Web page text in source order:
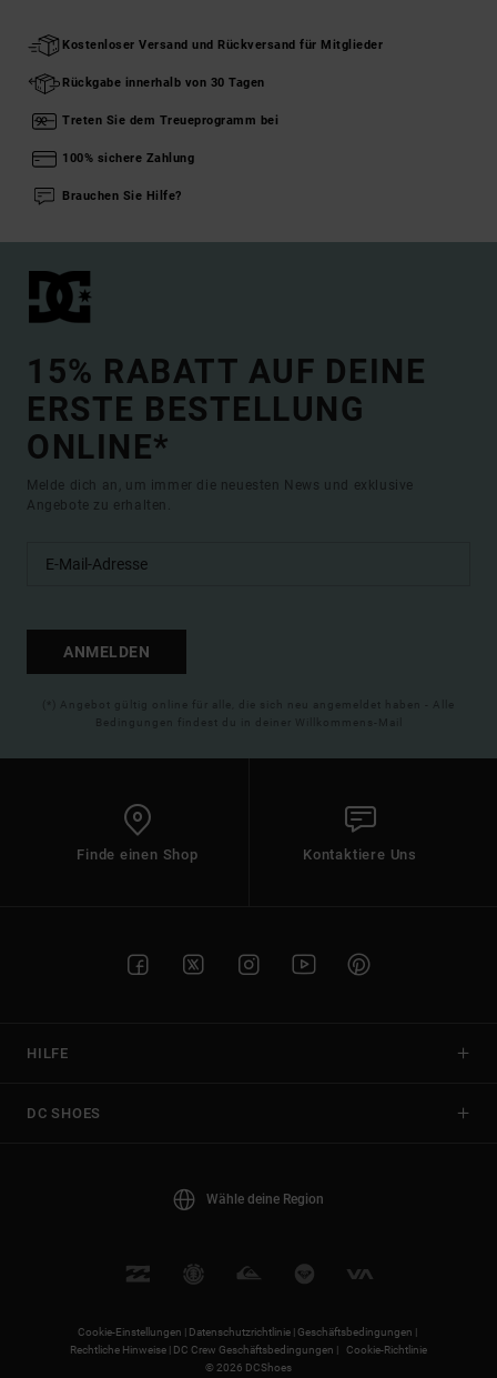
Kostenloser Versand und Rückversand für Mitglieder
Rückgabe innerhalb von 30 Tagen
Treten Sie dem Treueprogramm bei
100% sichere Zahlung
Brauchen Sie Hilfe?
15% RABATT AUF DEINE
ERSTE BESTELLUNG
ONLINE*
Melde dich an, um immer die neuesten News und exklusive
Angebote zu erhalten.
ANMELDEN
(*) Angebot gültig online für alle, die sich neu angemeldet haben - Alle
Bedingungen findest du in deiner Willkommens-Mail
Finde einen Shop Kontaktiere Uns
HILFE
DC SHOES
Wähle deine Region
Cookie-Einstellungen | Datenschutzrichtlinie |Geschäftsbedingungen |
Rechtliche Hinweise | DC Crew Geschäftsbedingungen |
Cookie-Richtlinie
© 2026 DCShoes